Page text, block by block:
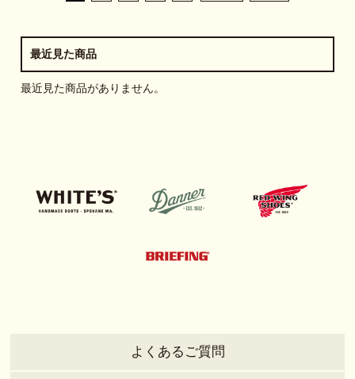
最近見た商品
最近見た商品がありません。
よくあるご質問